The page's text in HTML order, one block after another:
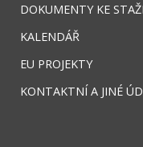
DOKUMENTY KE
KALENDÁŘ
EU PROJEKTY
KONTAKTNÍ A JINÉ